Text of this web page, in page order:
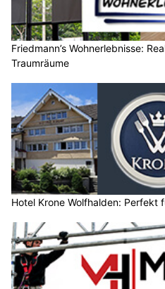
Friedmann’s Wohnerlebnisse:
Traumräume
Hotel Krone Wolfhalden: Perfekt